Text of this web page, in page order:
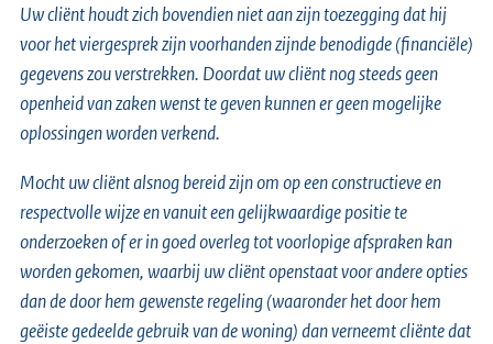
Uw cliënt houdt zich bovendien niet aan zijn toezegging dat hij
voor het viergesprek zijn voorhanden zijnde benodigde (financiële)
gegevens zou verstrekken. Doordat uw cliënt nog steeds geen
openheid van zaken wenst te geven kunnen er geen mogelijke
oplossingen worden verkend.
Mocht uw cliënt alsnog bereid zijn om op een constructieve en
respectvolle wijze en vanuit een gelijkwaardige positie te
onderzoeken of er in goed overleg tot voorlopige afspraken kan
worden gekomen, waarbij uw cliënt openstaat voor andere opties
dan de door hem gewenste regeling (waaronder het door hem
geëiste gedeelde gebruik van de woning) dan verneemt cliënte dat